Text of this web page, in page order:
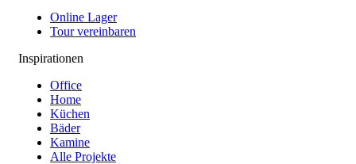
Online Lager
Tour vereinbaren
Inspirationen
Office
Home
Küchen
Bäder
Kamine
Alle Projekte